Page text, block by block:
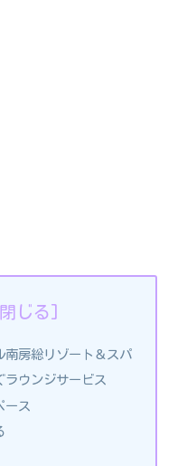
南房総リゾート＆スパ
ラウンジサービス
ペース